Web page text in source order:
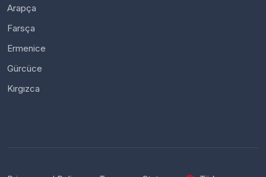
Arapça
Farsça
Ermenice
Gürcüce
Kırgızca